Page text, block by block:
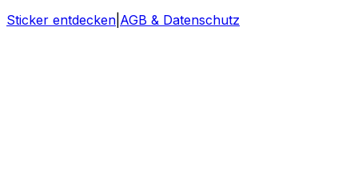
Sticker entdecken AGB & Datenschutz